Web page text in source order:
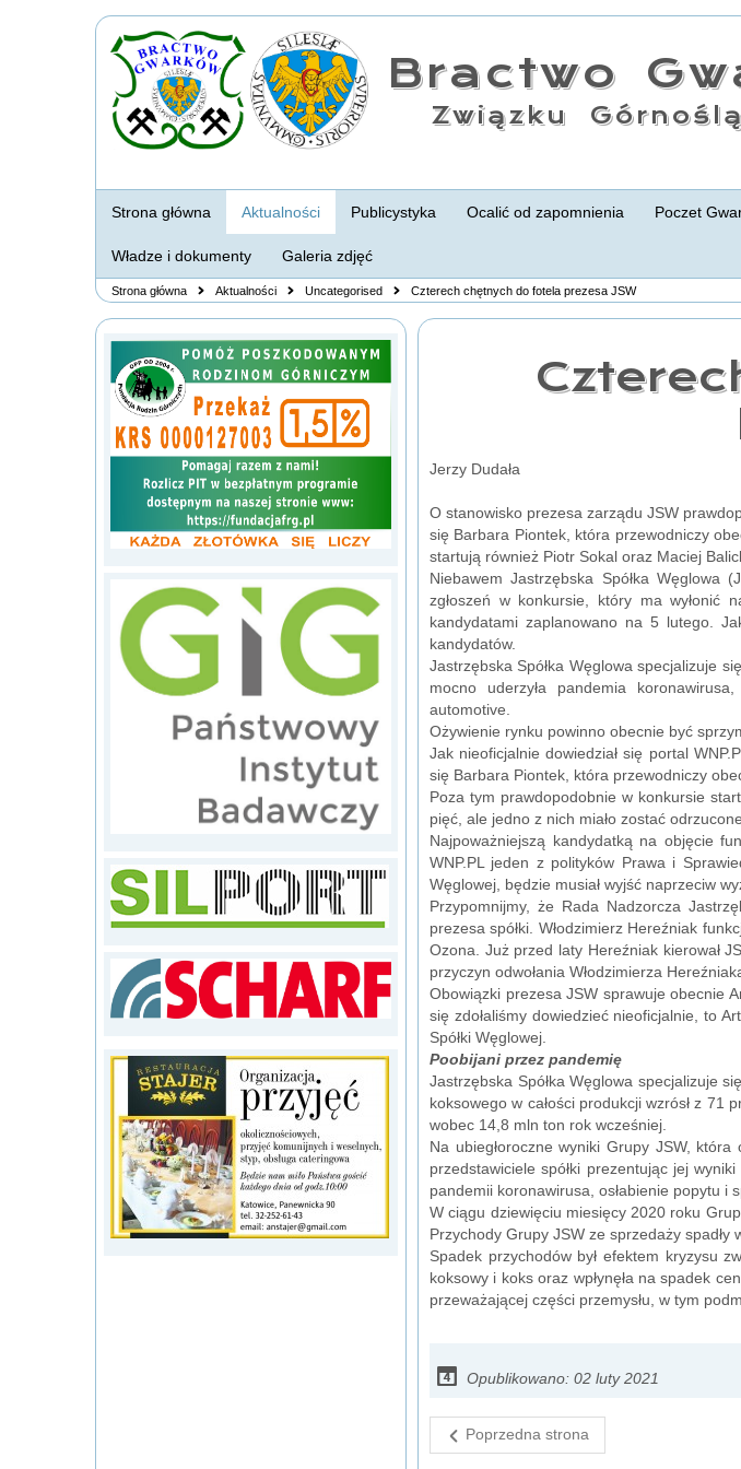
Bractwo
Związku
Strona główna Aktualności Publicystyka Ocalić od zapomnienia Poczet
Władze i dokumenty Galeria zdjęć
Strona główna Aktualności Uncategorised Czterech chętnych do fotela prezesa JSW
Jerzy Dudała
O stanowisko prezesa zarządu JSW
się Barbara Piontek, która przewodniczy
startują również Piotr Sokal oraz Maciej
Niebawem Jastrzębska Spółka Węglowa
zgłoszeń w konkursie, który ma wyłonić
kandydatami zaplanowano na 5 lutego.
kandydatów.
Jastrzębska Spółka Węglowa specjalizuje
mocno uderzyła pandemia
automotive.
Ożywienie rynku powinno obecnie być
Jak nieoficjalnie dowiedział się portal
się Barbara Piontek, która przewodniczy
Poza tym prawdopodobnie w konkursie
pięć, ale jedno z nich miało zostać
Najpoważniejszą kandydatką na objęcie
WNP.PL jeden z polityków Prawa i
Węglowej, będzie musiał wyjść naprzeciw
Przypomnijmy, że Rada Nadzorcza
prezesa spółki. Włodzimierz Hereźniak
Ozona. Już przed laty Hereźniak kierował
przyczyn odwołania Włodzimierza
Obowiązki prezesa JSW sprawuje obecnie
się zdołaliśmy dowiedzieć nieoficjalnie, to
Spółki Węglowej.
Poobijani przez pandemię
Jastrzębska Spółka Węglowa specjalizuje
koksowego w całości produkcji wzrósł z
wobec 14,8 mln ton rok wcześniej.
Na ubiegłoroczne wyniki Grupy JSW,
przedstawiciele spółki prezentując jej
pandemii koronawirusa, osłabienie popytu
W ciągu dziewięciu miesięcy 2020 roku
Przychody Grupy JSW ze sprzedaży spadły
Spadek przychodów był efektem kryzysu
koksowy i koks oraz wpłynęła na spadek
przeważającej części przemysłu, w tym
Opublikowano: 02 luty 2021
Poprzedna strona